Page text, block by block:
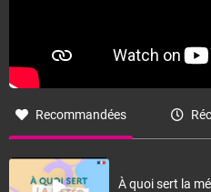
Recommandées
À quoi sert la